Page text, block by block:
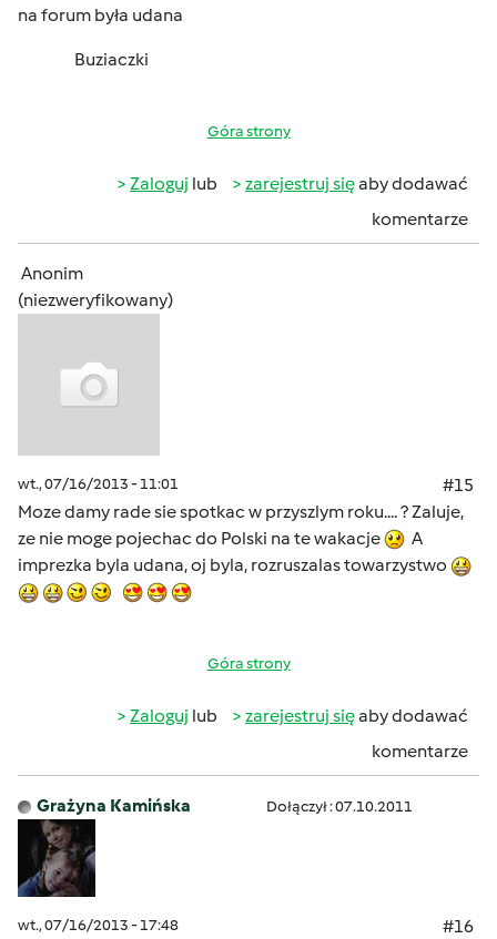
na forum była udana
Buziaczki
Góra strony
Zaloguj lub zarejestruj sięaby dodawać
komentarze
Anonim
(niezweryfikowany)
wt., 07/16/2013 - 11:01
#15
Moze damy rade sie spotkac w przyszlym roku.... ? Zaluje,
ze nie moge pojechac do Polski na te wakacje
A
imprezka byla udana, oj byla, rozruszalas towarzystwo
Góra strony
Zaloguj lub zarejestruj sięaby dodawać
komentarze
Grażyna Kamińska Dołączył : 07.10.2011
wt., 07/16/2013 - 17:48 #16